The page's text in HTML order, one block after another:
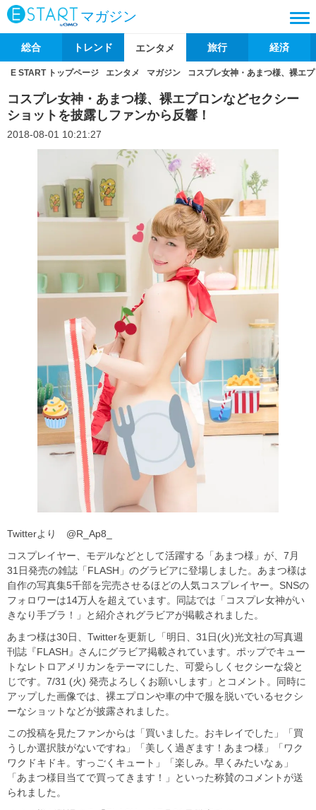
マガジン
総合 トレンド エンタメ 旅行 経済
E START トップページ エンタメ マガジン コスプレ女神・あまつ様、裸エ
コスプレ女神・あまつ様、裸エプロンなどセクシー
ショットを披露しファンから反響！
2018-08-01 10:21:27
Twitterより @R_Ap8_
コスプレイヤー、モデルなどとして活躍する「あまつ様」が、7月
31日発売の雑誌「FLASH」のグラビアに登場しました。あまつ様は
自作の写真集5千部を完売させるほどの人気コスプレイヤー。SNSの
フォロワーは14万人を超えています。同誌では「コスプレ女神がい
きなり手ブラ！」と紹介されグラビアが掲載されました。
あまつ様は30日、Twitterを更新し「明日、31日(火)光文社の写真週
刊誌『FLASH』さんにグラビア掲載されています。ポップでキュー
トなレトロアメリカンをテーマにした、可愛らしくセクシーな袋と
じです。7/31 (火) 発売よろしくお願いします」とコメント。同時に
アップした画像では、裸エプロンや車の中で服を脱いでいるセクシ
ーなショットなどが披露されました。
この投稿を見たファンからは「買いました。おキレイでした」「買
うしか選択肢がないですね」「美しく過ぎます！あまつ様」「ワク
ワクドキドキ。すっごくキュート」「楽しみ。早くみたいなぁ」
「あまつ様目当てで買ってきます！」といった称賛のコメントが送
られました。